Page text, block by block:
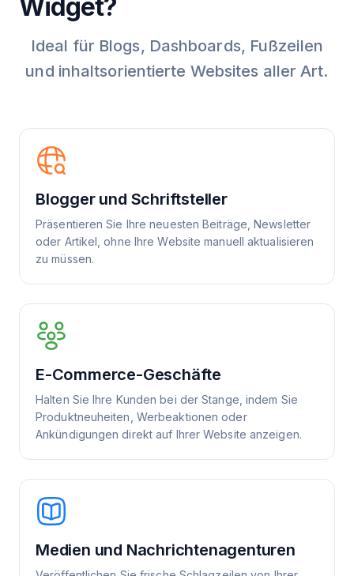
Widget?
Ideal für Blogs, Dashboards, Fußzeilen
und inhaltsorientierte Websites aller Art.
Blogger und Schriftsteller
Präsentieren Sie Ihre neuesten Beiträge, Newsletter
oder Artikel, ohne Ihre Website manuell aktualisieren
zu müssen.
E-Commerce-Geschäfte
Halten Sie Ihre Kunden bei der Stange, indem Sie
Produktneuheiten, Werbeaktionen oder
Ankündigungen direkt auf Ihrer Website anzeigen.
Medien und Nachrichtenagenturen